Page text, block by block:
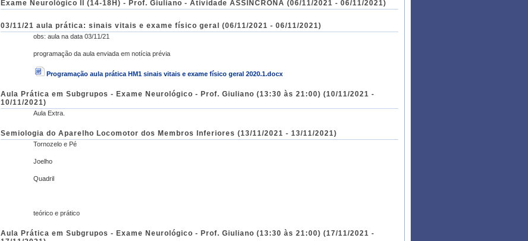
Exame Neurológico II (14-18H) - Prof. Giuliano - Atividade ASSÍNCRONA (06/11/2021 - 06/11/2021)
03/11/21 aula prática: sinais vitais e exame físico geral (06/11/2021 - 06/11/2021)
obs: aula na data 03/11/21
programação da aula enviada em notícia prévia
Programação aula prática HM1 sinais vitais e exame físico geral 2020.1.docx
Aula Prática em Subgrupos - Exame Neurológico - Prof. Giuliano (13:30 às 21:00) (10/11/2021 -
10/11/2021)
Aula Extra.
Semiologia do Aparelho Locomotor dos Membros Inferiores (13/11/2021 - 13/11/2021)
Tornozelo e Pé
Joelho
Quadril
teórico e prático
Aula Prática em Subgrupos - Exame Neurológico - Prof. Giuliano (13:30 às 21:00) (17/11/2021 -